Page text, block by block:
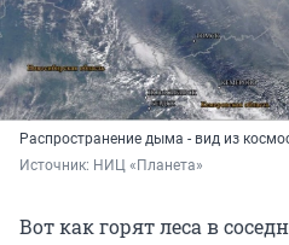
Распространение дыма - вид из
Источник: НИЦ «Планета»
Вот как горят леса в